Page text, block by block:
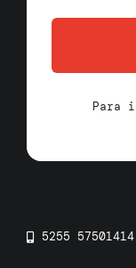
Para
5255 57501414